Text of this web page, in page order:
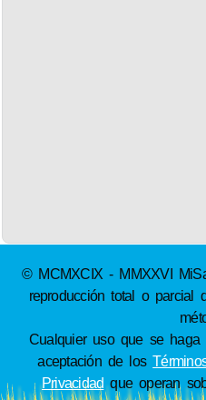
© MCMXCIX - MMXXVI
reproducción total o parcial
Cualquier uso que se haga
aceptación de los
Privacidad que operan